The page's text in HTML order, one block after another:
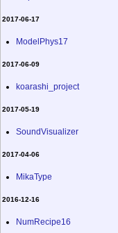
2017-06-17
ModelPhys17
2017-06-09
koarashi_project
2017-05-19
SoundVisualizer
2017-04-06
MikaType
2016-12-16
NumRecipe16